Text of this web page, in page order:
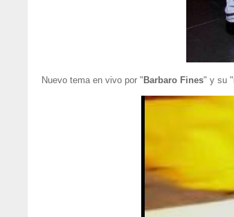
Nuevo tema en vivo por " Barbaro Fines" y su "